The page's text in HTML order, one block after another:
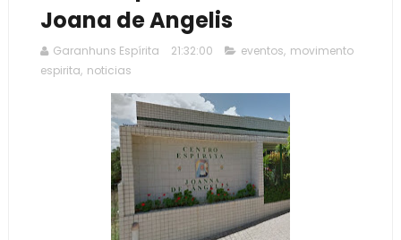
Joana de Angelis
Garanhuns Espírita 21:32:00 eventos, movimento
espirita, noticias